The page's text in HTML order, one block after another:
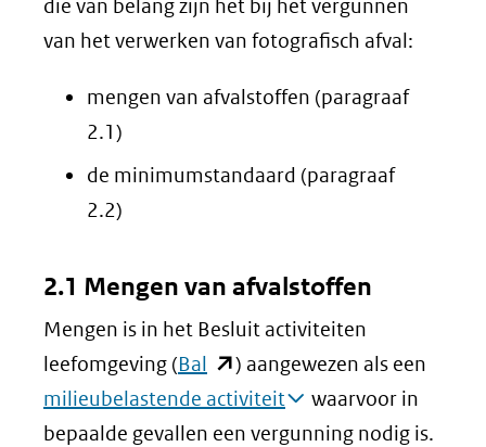
die van belang zijn het bij het vergunnen
van het verwerken van fotografisch afval:
mengen van afvalstoffen (paragraaf
2.1)
de minimumstandaard (paragraaf
2.2)
2.1 Mengen van afvalstoffen
Mengen is in het Besluit activiteiten
leefomgeving (Bal (opent
in
nieuw
) aangewezen als een
milieubelastende activiteit
waarvoor in
bepaalde gevallen een vergunning nodig is.